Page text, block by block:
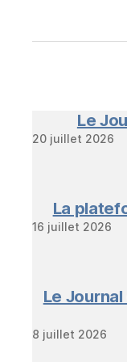
Le
20 juillet 2026
La
16 juillet 2026
Le
8 juillet 2026